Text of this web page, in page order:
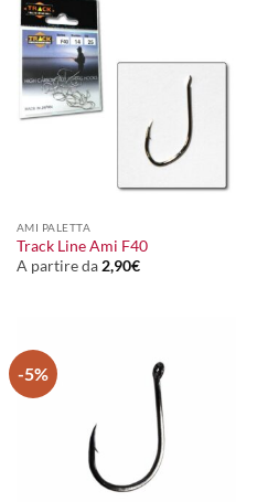
AMI PALETTA
Track Line Ami F40
A partire da2,90€
-5%